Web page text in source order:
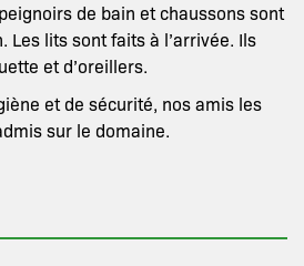
de bain et chaussons sont
Les lits sont faits à l’arrivée. Ils
et d’oreillers.
et de sécurité, nos amis les
sur le domaine.